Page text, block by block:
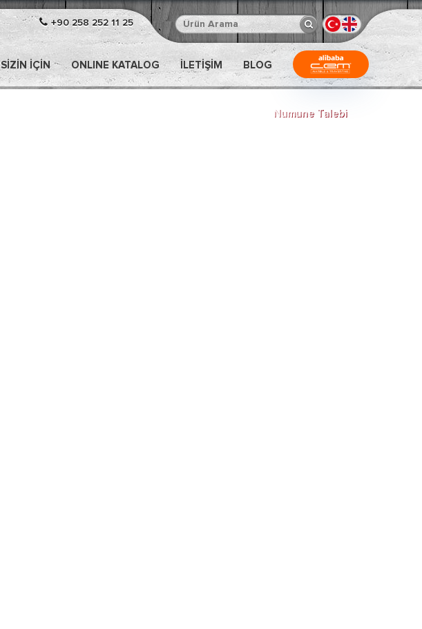
+90 258 252 11 25
SIZIN İÇIN ONLINE KATALOG İLETİŞİM BLOG
Numune Talebi